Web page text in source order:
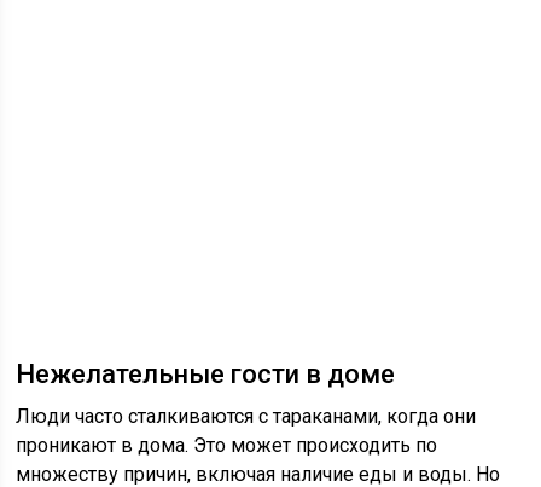
Нежелательные гости в доме
Люди часто сталкиваются с тараканами, когда они
проникают в дома. Это может происходить по
множеству причин, включая наличие еды и воды. Но